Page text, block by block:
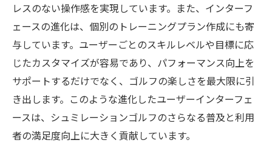
レスのない操作感を実現しています。また、インターフ
ェースの進化は、個別のトレーニングプラン作成にも寄
与しています。ユーザーごとのスキルレベルや目標に応
じたカスタマイズが容易であり、パフォーマンス向上を
サポートするだけでなく、ゴルフの楽しさを最大限に引
き出します。このような進化したユーザーインターフェ
ースは、シュミレーションゴルフのさらなる普及と利用
者の満足度向上に大きく貢献しています。